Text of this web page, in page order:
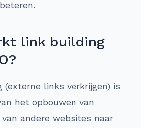
link building
(externe links verkrijgen) is
het opbouwen van
van andere websites naar